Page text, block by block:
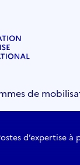
de
d’expertise